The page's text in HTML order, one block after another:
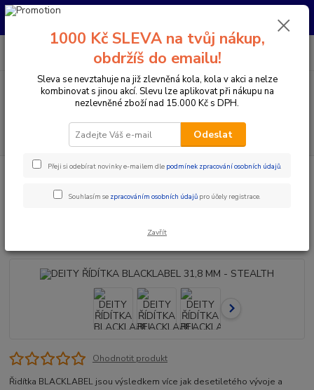
Pro nachystání kola / doplňků na prodejně si prosím zavolejte dopředu.
Menu
CZK
PO-PÁ 10:00-17:00 | SO: 9:00-12:00
Komponenty na kolo Řídítka Průměr 31,8 mm
DEITY
31,8 MM - STEALTH
Ohodnotit produkt
Řidítka BLACKLABEL jsou výsledkem více jak desetiletého vývoje a
1000 Kč SLEVA na tvůj nákup,
obdržíš do emailu!
Sleva se nevztahuje na již zlevněná kola, kola v akci a nelze
kombinovat s jinou akcí. Slevu lze aplikovat při nákupu na
nezlevněné zboží nad 15.000 Kč s DPH.
Odeslat
Přeji si odebírat novinky e-mailem dle podmínek zpracování osobních údajů.
Souhlasím se zpracováním osobních údajů pro účely registrace.
Zavřít